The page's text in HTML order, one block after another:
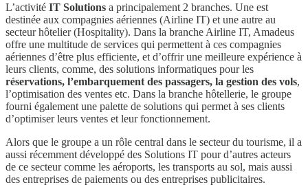
L’activité IT Solutions a principalement 2 branches. Une est
destinée aux compagnies aériennes (Airline IT) et une autre au
secteur hôtelier (Hospitality). Dans la branche Airline IT, Amadeus
offre une multitude de services qui permettent à ces compagnies
aériennes d’être plus efficiente, et d’offrir une meilleure expérience à
leurs clients, comme, des solutions informatiques pour les
réservations, l’embarquement des passagers, la gestion des vols,
l’optimisation des ventes etc. Dans la branche hôtellerie, le groupe
fourni également une palette de solutions qui permet à ses clients
d’optimiser leurs ventes et leur fonctionnement.
Alors que le groupe a un rôle central dans le secteur du tourisme, il a
aussi récemment développé des Solutions IT pour d’autres acteurs
de ce secteur comme les aéroports, les transports au sol, mais aussi
des entreprises de paiements ou des entreprises publicitaires.